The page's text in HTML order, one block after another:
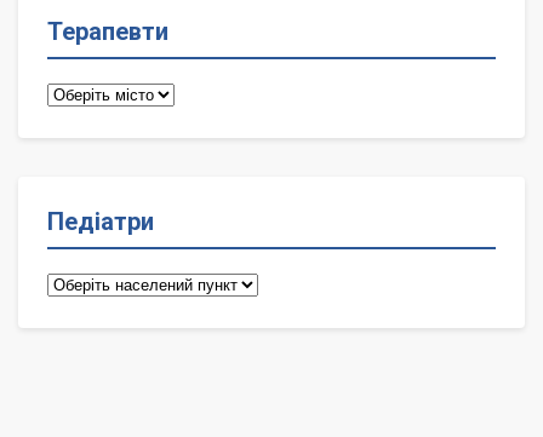
Терапевти
Терапевти
Педіатри
Педіатри